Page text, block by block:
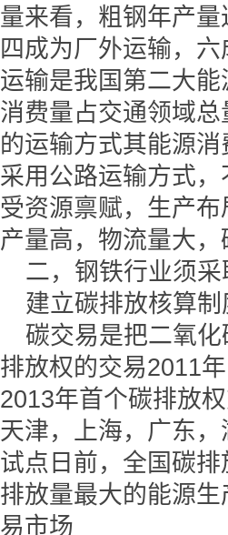
量来看，粗钢年产
四成为厂外运输，
运输是我国第二大
消费量占交通领域
的运输方式其能源
采用公路运输方式
受资源禀赋，生产
产量高，物流量大
二，钢铁行业须
建立碳排放核算
碳交易是把二氧
排放权的交易2011
2013年首个碳排放
天津，上海，广东
试点日前，全国碳
排放量最大的能源
易市场